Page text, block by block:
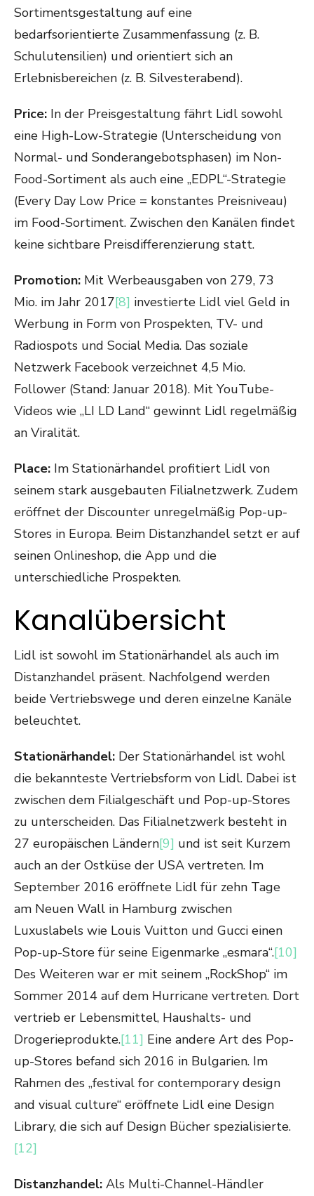
Sortimentsgestaltung auf eine
bedarfsorientierte Zusammenfassung (z. B.
Schulutensilien) und orientiert sich an
Erlebnisbereichen (z. B. Silvesterabend).
Price: In der Preisgestaltung fährt Lidl sowohl
eine High-Low-Strategie (Unterscheidung von
Normal- und Sonderangebotsphasen) im Non-
Food-Sortiment als auch eine „EDPL“-Strategie
(Every Day Low Price = konstantes Preisniveau)
im Food-Sortiment. Zwischen den Kanälen findet
keine sichtbare Preisdifferenzierung statt.
Promotion: Mit Werbeausgaben von 279, 73
Mio. im Jahr 2017[8] investierte Lidl viel Geld in
Werbung in Form von Prospekten, TV- und
Radiospots und Social Media. Das soziale
Netzwerk Facebook verzeichnet 4,5 Mio.
Follower (Stand: Januar 2018). Mit YouTube-
Videos wie „LI LD Land“ gewinnt Lidl regelmäßig
an Viralität.
Place: Im Stationärhandel profitiert Lidl von
seinem stark ausgebauten Filialnetzwerk. Zudem
eröffnet der Discounter unregelmäßig Pop-up-
Stores in Europa. Beim Distanzhandel setzt er auf
seinen Onlineshop, die App und die
unterschiedliche Prospekten.
Kanalübersicht
Lidl ist sowohl im Stationärhandel als auch im
Distanzhandel präsent. Nachfolgend werden
beide Vertriebswege und deren einzelne Kanäle
beleuchtet.
Stationärhandel: Der Stationärhandel ist wohl
die bekannteste Vertriebsform von Lidl. Dabei ist
zwischen dem Filialgeschäft und Pop-up-Stores
zu unterscheiden. Das Filialnetzwerk besteht in
27 europäischen Ländern[9] und ist seit Kurzem
auch an der Ostküse der USA vertreten. Im
September 2016 eröffnete Lidl für zehn Tage
am Neuen Wall in Hamburg zwischen
Luxuslabels wie Louis Vuitton und Gucci einen
Pop-up-Store für seine Eigenmarke „esmara“.[10]
Des Weiteren war er mit seinem „RockShop“ im
Sommer 2014 auf dem Hurricane vertreten. Dort
vertrieb er Lebensmittel, Haushalts- und
Drogerieprodukte.[11] Eine andere Art des Pop-
up-Stores befand sich 2016 in Bulgarien. Im
Rahmen des „festival for contemporary design
and visual culture“ eröffnete Lidl eine Design
Library, die sich auf Design Bücher spezialisierte.
[12]
Distanzhandel: Als Multi-Channel-Händler